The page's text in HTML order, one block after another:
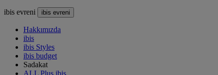
ibis evreni ibis evreni
Hakkımızda
ibis
ibis Styles
ibis budget
Sadakat